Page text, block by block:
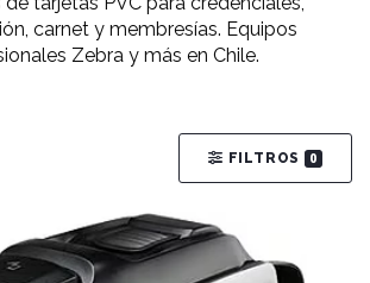
carnet y membresías. Equipos
Zebra y más en Chile.
FILTROS 0